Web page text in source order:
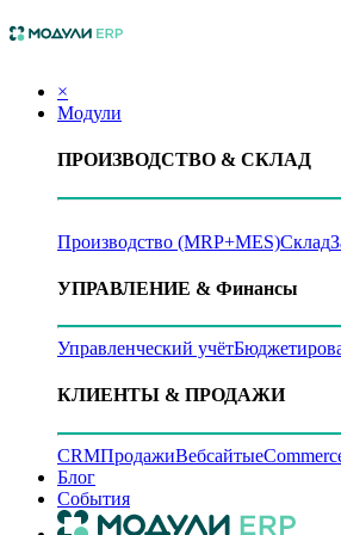
×
Модули
ПРОИЗВОДСТВО & СКЛАД
Производство (MRP+MES)Склад
УПРАВЛЕНИЕ & Финансы
Управленческий учёт
КЛИЕНТЫ & ПРОДАЖИ
CRMПродажиВебсайты
Блог
События